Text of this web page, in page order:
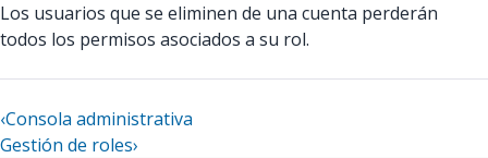
Los usuarios que se eliminen de una cuenta perderán
todos los permisos asociados a su rol.
‹Consola administrativa
Gestión de roles›